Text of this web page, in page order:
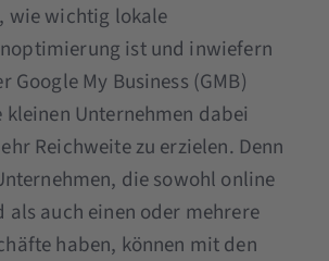
wie wichtig lokale
ist und inwiefern
Google My Business (GMB)
Unternehmen dabei
Reichweite zu erzielen. Denn
die sowohl online
als auch einen oder mehrere
haben, können mit den